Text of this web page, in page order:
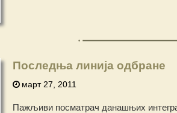
Последња линија одбране
март 27, 2011
Пажљиви посматрач данашњих